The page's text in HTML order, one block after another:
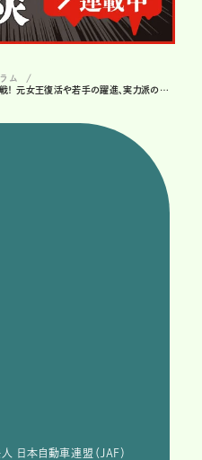
ム
新時代に突入したKYOJO CUP 2026開幕戦！ 元女王復活や若手の躍進、実力派の海外勢の参戦で大激戦に!?
⽇本⾃動⾞連盟（JAF）